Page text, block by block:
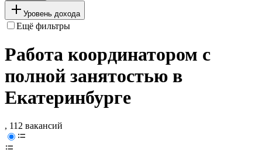
Уровень дохода
Ещё фильтры
Работа координатором с
полной занятостью в
Екатеринбурге
, 112 вакансий